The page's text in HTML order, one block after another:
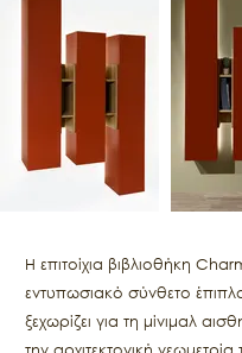
Η επιτοίχια βιβλιοθήκη
εντυπωσιακό σύνθετο
ξεχωρίζει για τη μίνιμαλ